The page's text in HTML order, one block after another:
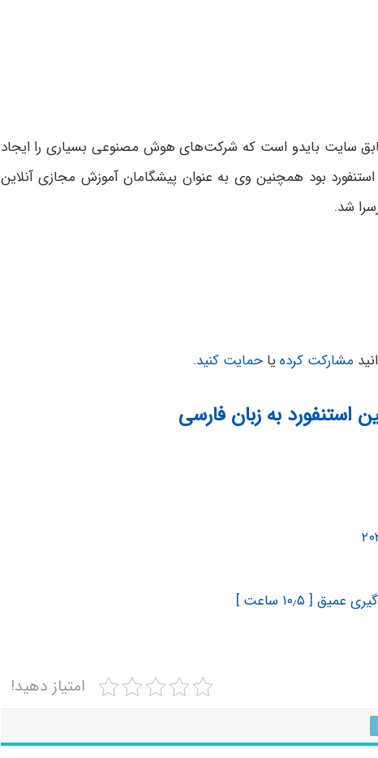
سایت بایدو است که شرکت‌های هوش مصنوعی بسیاری را ایجاد
بود همچنین وی به عنوان پیشگامان آموزش مجازی آنلاین
شد.
مشارکت کرده یا حمایت کنید.
استنفورد به زبان فارسی
امتیاز دهید!